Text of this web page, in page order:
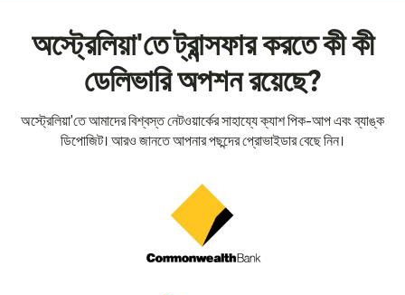
অস্ট্রেলিয়া'তে ট্রান্সফার করতে কী কী
ডেলিভারি অপশন রয়েছে?
অস্ট্রেলিয়া'তে আমাদের বিশ্বস্ত নেটওয়ার্কের সাহায্যে ক্যাশ পিক-আপ এবং ব্যাঙ্ক
ডিপোজিট। আরও জানতে আপনার পছন্দের প্রোভাইডার বেছে নিন।